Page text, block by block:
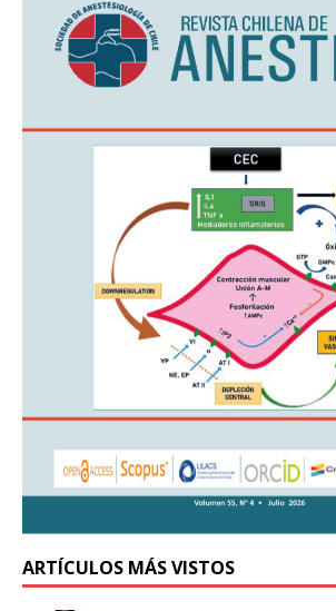
ARTÍCULOS MÁS VISTOS